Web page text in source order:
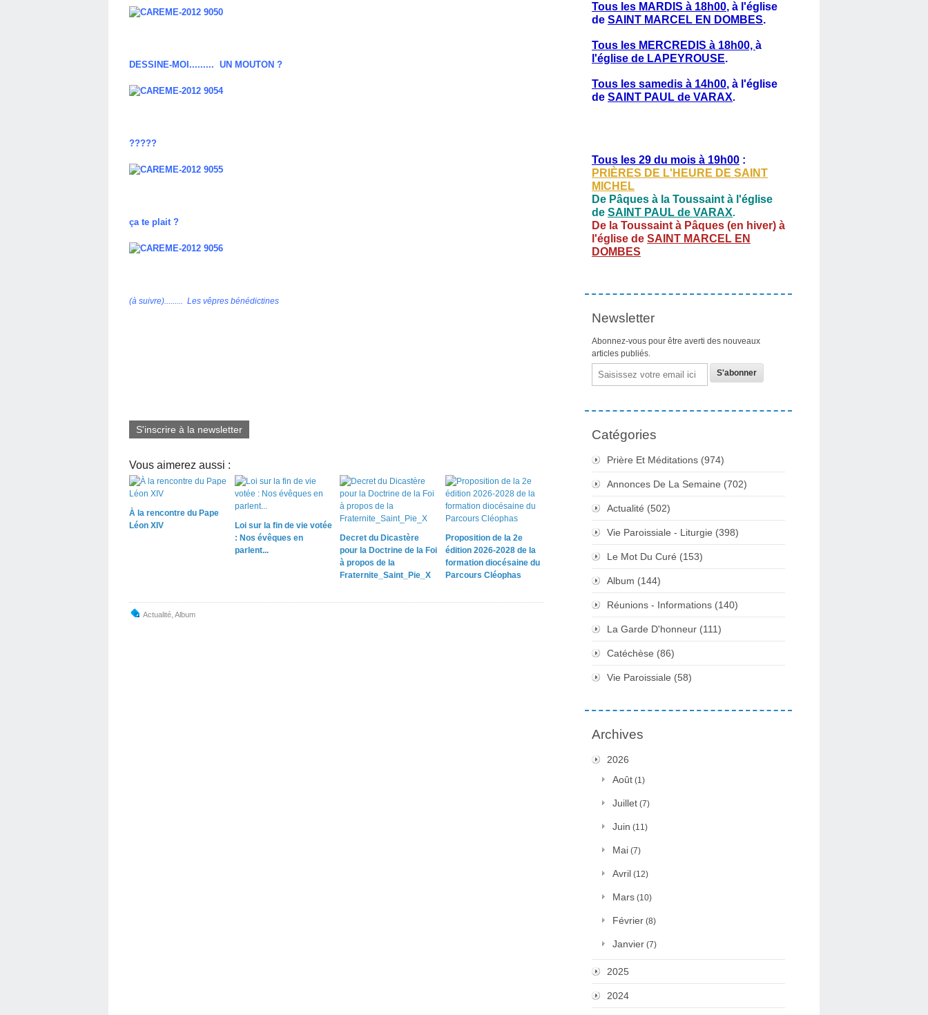
DESSINE-MOI......... UN MOUTON ?
?????
ça te plait ?
(à suivre)......... Les vêpres bénédictines
S'inscrire à la newsletter
Vous aimerez aussi :
À la rencontre du Pape
Léon XIV
Loi sur la fin de vie votée
: Nos évêques en
parlent...
Decret du Dicastère
pour la Doctrine de la Foi
à propos de la
Fraternite_Saint_Pie_X
Proposition de la 2e
édition 2026-2028 de la
formation diocésaine du
Parcours Cléophas
Actualité Album
Tous les MARDIS à 18h00, à l'église
de SAINT MARCEL EN DOMBES.
Tous les MERCREDIS à 18h00, à
l'église de LAPEYROUSE.
Tous les samedis à 14h00, à l'église
de SAINT PAUL de VARAX.
Tous les 29 du mois à 19h00 :
PRIÈRES DE L'HEURE DE SAINT
MICHEL
De Pâques à la Toussaint à l'église
de SAINT PAUL de VARAX.
De la Toussaint à Pâques (en hiver) à
l'église de SAINT MARCEL EN
DOMBES
Newsletter
Abonnez-vous pour être averti des nouveaux
articles publiés.
Email
Catégories
Prière Et Méditations (974)
Annonces De La Semaine (702)
Actualité (502)
Vie Paroissiale - Liturgie (398)
Le Mot Du Curé (153)
Album (144)
Réunions - Informations (140)
La Garde D'honneur (111)
Catéchèse (86)
Vie Paroissiale (58)
Archives
2026
Août (1)
Juillet (7)
Juin (11)
Mai (7)
Avril (12)
Mars (10)
Février (8)
Janvier (7)
2025
2024